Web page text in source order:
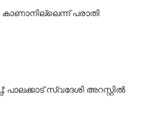
പരാതി
പാലക്കാട് സ്വദേശി അറസ്റ്റിൽ